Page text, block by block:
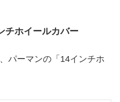
チホイールカバー
パーマンの「14インチホ